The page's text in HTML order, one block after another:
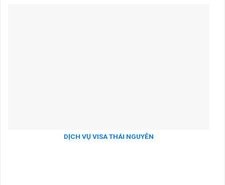
DỊCH VỤ VISA THÁI NGUYÊN